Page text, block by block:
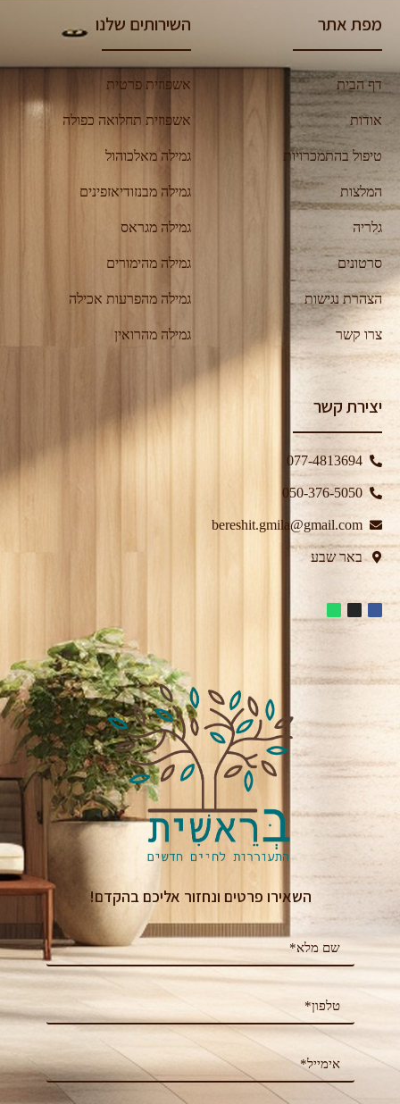
מפת אתר
דף הבית
אודות
טיפול בהתמכרויות
המלצות
גלריה
סרטונים
הצהרת נגישות
צרו קשר
השירותים שלנו
אשפוזית פרטית
אשפוזית תחלואה כפולה
גמילה מאלכוהול
גמילה מבנזודיאזפינים
גמילה מגראס
גמילה מהימורים
גמילה מהפרעות אכילה
גמילה מהרואין
יצירת קשר
077-4813694
050-376-5050⁩
bereshit.gmila@gmail.com
באר שבע
השאירו פרטים ונחזור אליכם בהקדם!